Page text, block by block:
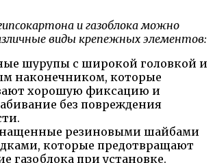
и газоблока можно
виды крепежных элементов:
шурупы с широкой головкой и
наконечником, которые
хорошую фиксацию и
без повреждения
резиновыми шайбами
которые предотвращают
газоблока при установке.